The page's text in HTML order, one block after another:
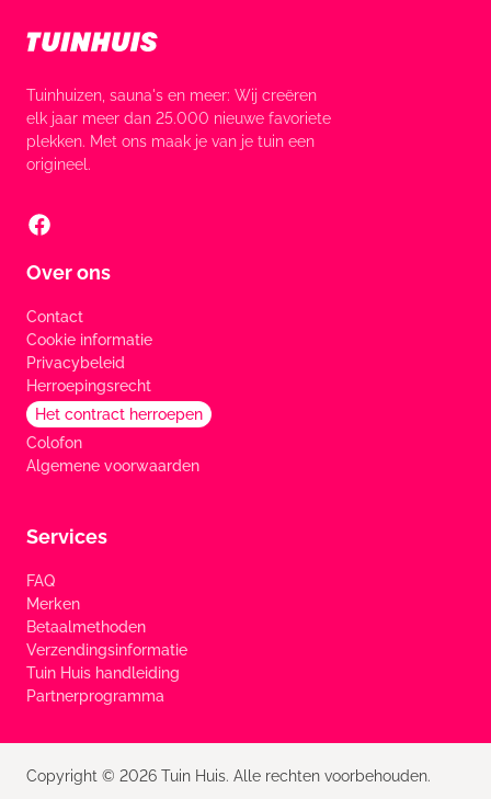
Tuinhuizen, sauna's en meer: Wij creëren
elk jaar meer dan 25.000 nieuwe favoriete
plekken. Met ons maak je van je tuin een
origineel.
Over ons
Contact
Cookie informatie
Privacybeleid
Herroepingsrecht
Het contract herroepen
Colofon
Algemene voorwaarden
Services
FAQ
Merken
Betaalmethoden
Verzendingsinformatie
Tuin Huis handleiding
Partnerprogramma
Copyright © 2026 Tuin Huis. Alle rechten voorbehouden.